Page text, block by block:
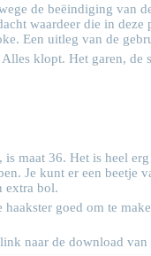
de beëindiging van
waardeer die in
Een uitleg van de
klopt. Het garen,
maat 36. Het is heel
Je kunt er een
extra bol.
goed om te
naar de download van